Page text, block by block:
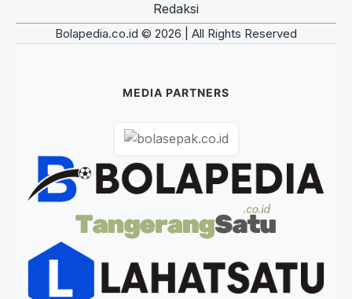
Redaksi
Bolapedia.co.id © 2026 | All Rights Reserved
MEDIA PARTNERS